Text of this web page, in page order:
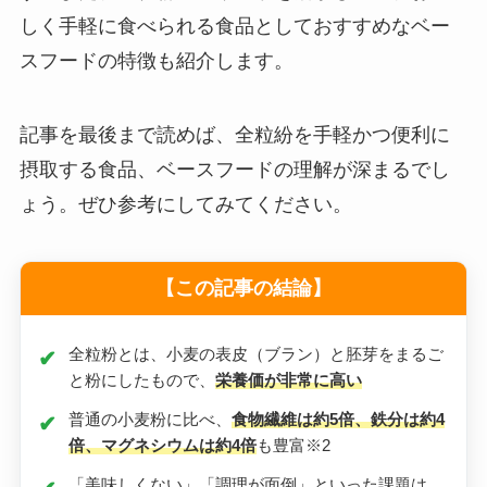
しく手軽に食べられる食品としておすすめなベー
スフードの特徴も紹介します。
記事を最後まで読めば、全粒紛を手軽かつ便利に
摂取する食品、ベースフードの理解が深まるでし
ょう。ぜひ参考にしてみてください。
【この記事の結論】
全粒粉とは、小麦の表皮（ブラン）と胚芽をまるご
と粉にしたもので、 栄養価が非常に高い
普通の小麦粉に比べ、 食物繊維は約5倍、鉄分は約4
倍、マグネシウムは約4倍も豊富※2